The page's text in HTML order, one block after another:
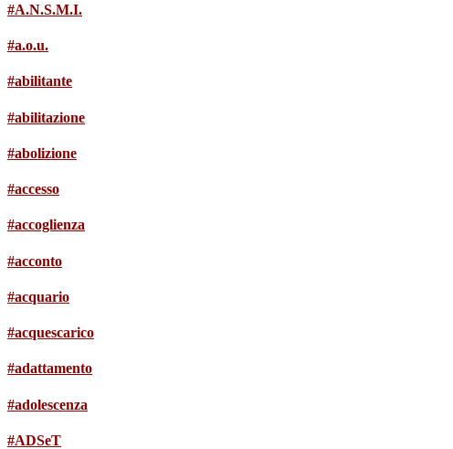
#A.N.S.M.I.
#a.o.u.
#abilitante
#abilitazione
#abolizione
#accesso
#accoglienza
#acconto
#acquario
#acquescarico
#adattamento
#adolescenza
#ADSeT